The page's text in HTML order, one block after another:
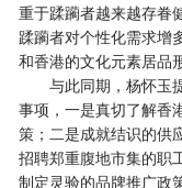
重于蹂躏者越来越存眷
蹂躏者对个性化需求增
和香港的文化元素居品
与此同期，杨怀玉
事项，一是真切了解香
策；二是成就结识的供
招聘郑重腹地市集的职
制定灵验的品牌推广政